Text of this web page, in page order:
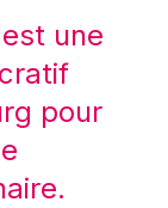
une
pour